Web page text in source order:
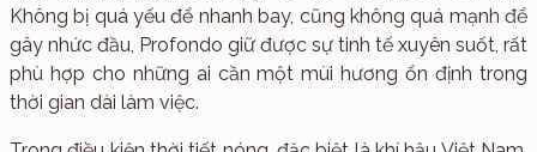
Không bị quá yếu để nhanh bay, cũng không quá mạnh để
gây nhức đầu, Profondo giữ được sự tinh tế xuyên suốt, rất
phù hợp cho những ai cần một mùi hương ổn định trong
thời gian dài làm việc.